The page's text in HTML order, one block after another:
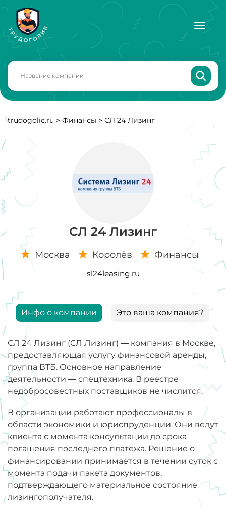
trudogolic.ru > Финансы > СЛ 24 Лизинг
СЛ 24 Лизинг
Москва Королёв Финансы
sl24leasing.ru
Инфо о компании Это ваша компания?
СЛ 24 Лизинг (СЛ Лизинг) — компания в Москве,
предоставляющая услугу финансовой аренды,
группа ВТБ. Основное направление
деятельности — спецтехника. В реестре
недобросовестных поставщиков не числится.
В организации работают профессионалы в
области экономики и юриспруденции. Они ведут
клиента с момента консультации до срока
погашения последнего платежа. Решение о
финансировании принимается в течении суток с
момента подачи пакета документов,
подтверждающего материальное состояние
лизингополучателя.